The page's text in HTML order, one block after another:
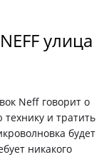
улица
Neff говорит о
и тратить
будет
никакого